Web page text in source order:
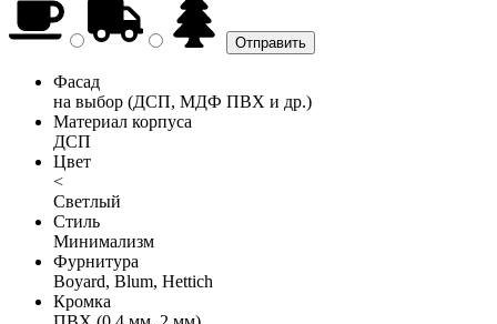
Фасад
на выбор (ДСП, МДФ ПВХ и др.)
Материал корпуса
ДСП
Цвет
<
Светлый
Стиль
Минимализм
Фурнитура
Boyard, Blum, Hettich
Кромка